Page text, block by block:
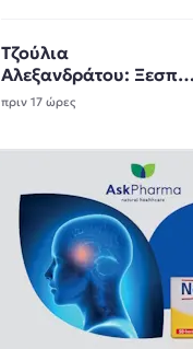
Τζούλια
Αλεξανδράτου: Ξεσπά
κατά της Δημουλίδου
πριν 17 ώρες